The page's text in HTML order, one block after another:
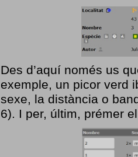
Des d’aquí només us
exemple, un picor verd
sexe, la distància o
6). I per, últim, prémer